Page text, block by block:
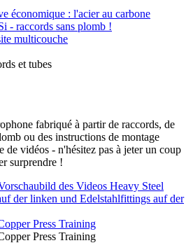
économique : l'acier au carbone
- raccords sans plomb !
multicouche
et tubes
fabriqué à partir de raccords, de
ou des instructions de montage
de vidéos - n'hésitez pas à jeter un coup
surprendre !
Press Training
Press Training